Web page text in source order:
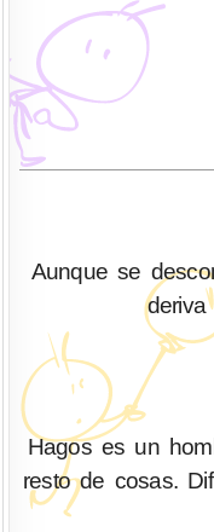
Aunque se
deriva
Hagos es un
resto de cosas.